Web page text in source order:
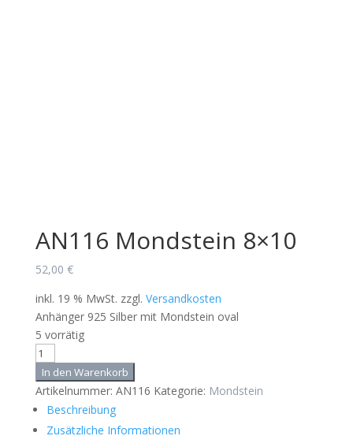
AN116 Mondstein 8×10
52,00 €
inkl. 19 % MwSt. zzgl. Versandkosten
Anhänger 925 Silber mit Mondstein oval
5 vorrätig
AN116
Mondstein
8x10
Menge
In den Warenkorb
Artikelnummer: AN116 Kategorie: Mondstein
Beschreibung
Zusätzliche Informationen